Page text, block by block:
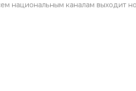
национальным каналам выходит